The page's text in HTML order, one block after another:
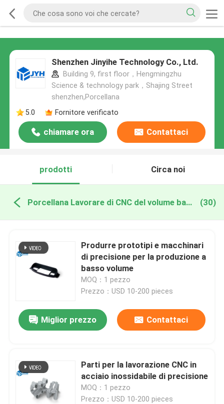
Shenzhen Jinyihe Technology Co., Ltd.
Building 9, first floor，Hengmingzhu
Science & technology park，Shajing Street
shenzhen,Porcellana
5.0
Fornitore verificato
chiamare ora Contattaci
prodotti Circa noi
Porcellana Lavorare di CNC del volume basso (30)
Produrre prototipi e macchinari
di precisione per la produzione a
basso volume
MOQ：1 pezzo
Prezzo：USD 10-200 pieces
Miglior prezzo Contattaci
Parti per la lavorazione CNC in
acciaio inossidabile di precisione
MOQ：1 pezzo
Prezzo：USD 10-200 pieces